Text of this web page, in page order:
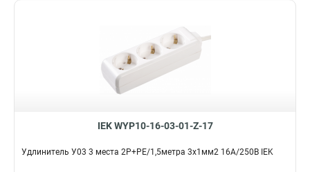
IEK WYP10-16-03-01-Z-17
Удлинитель У03 3 места 2Р+PЕ/1,5метра 3х1мм2 16А/250В IEK